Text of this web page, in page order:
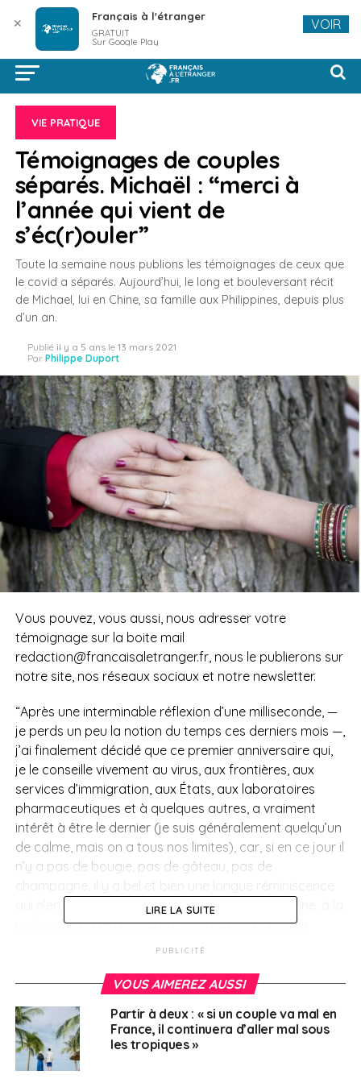
VIE PRATIQUE
Témoignages de couples
séparés. Michaël : “merci à
l’année qui vient de
s’éc(r)ouler”
Toute la semaine nous publions les témoignages de ceux que
le covid a séparés. Aujourd’hui, le long et bouleversant récit
de Michael, lui en Chine, sa famille aux Philippines, depuis plus
d’un an.
Publié il y a 5 ans le 13 mars 2021
Par Philippe Duport
Vous pouvez, vous aussi, nous adresser votre
témoignage sur la boite mail
redaction@francaisaletranger.fr, nous le publierons sur
notre site, nos réseaux sociaux et notre newsletter.
“Après une interminable réflexion d’une milliseconde, —
je perds un peu la notion du temps ces derniers mois —,
j’ai finalement décidé que ce premier anniversaire qui,
je le conseille vivement au virus, aux frontières, aux
services d’immigration, aux États, aux laboratoires
pharmaceutiques et à quelques autres, a vraiment
intérêt à être le dernier (je suis généralement quelqu’un
de calme, mais on a tous nos limites), car, si en ce jour il
n’y a pas de bougie, pas de gâteau, pas de
qui n’en finit pas, comme cette phrase proustienne, à la
recherche du temps perdu, comme une bombe à
retardement qui risque de faire voler le monde en éclat.
2020. C’est la fin de nos vacances en France. J’appelle
direction Roissy, puis Manille. Trop dangereux, pensais-
je, de les envoyer Shanghai où nous résidons ; le virus
se propageait alors à toute vitesse dans l’Empire du
LIRE LA SUITE
PUBLICITÉ
VOUS AIMEREZ AUSSI
Partir à deux : « si un couple va mal en
France, il continuera d’aller mal sous
les tropiques »
✕ Français à l'étranger
GRATUIT
Sur Google Play
VOIR